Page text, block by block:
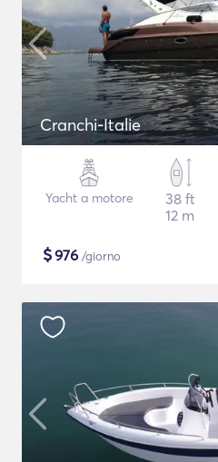
Cranchi-Italie
Yacht a motore
38 ft
12 m
$976 /giorno